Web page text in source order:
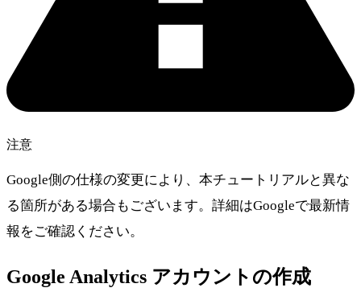
注意
Google側の仕様の変更により、本チュートリアルと異な
る箇所がある場合もございます。詳細はGoogleで最新情
報をご確認ください。
Google Analytics アカウントの作成